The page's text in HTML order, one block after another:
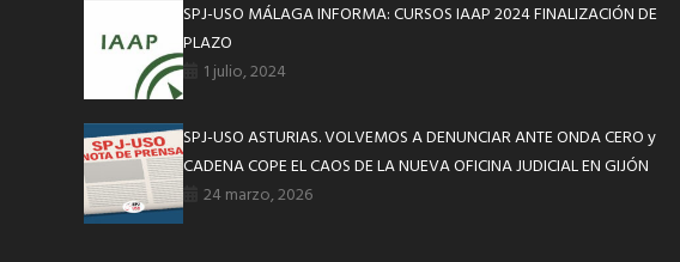
SPJ-USO MÁLAGA INFORMA: CURSOS IAAP 2024 FINALIZACIÓN DE
PLAZO
1 julio, 2024
SPJ-USO ASTURIAS. VOLVEMOS A DENUNCIAR ANTE ONDA CERO y
CADENA COPE EL CAOS DE LA NUEVA OFICINA JUDICIAL EN GIJÓN
24 marzo, 2026